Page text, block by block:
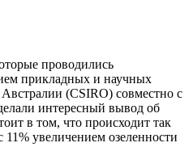
проводились
прикладных и научных
(CSIRO) совместно с
интересный вывод об
в том, что происходит так
увеличением озеленности